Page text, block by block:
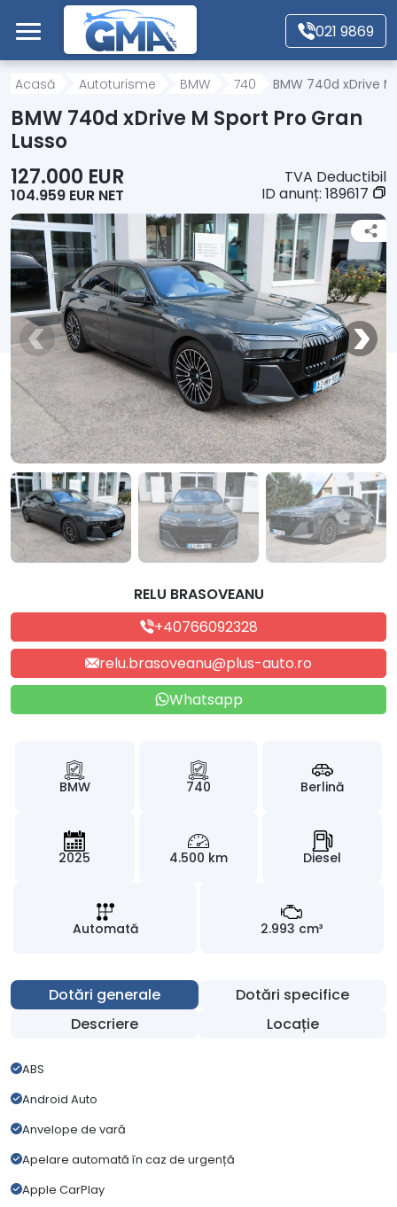
Mergi direct la conținutul principal
021 9869
Acasă
Autoturisme
Motociclete
Autoutilitare
Alte tipuri vehicule
Despre Noi
Contact
Acasă Autoturisme BMW 740 BMW 740d xDrive
BMW 740d xDrive M Sport Pro Gran
Lusso
127.000 EUR
104.959 EUR NET
TVA Deductibil
ID anunț: 189617
RELU BRASOVEANU
+40766092328
relu.brasoveanu@plus-auto.ro
Whatsapp
BMW 740 Berlină
2025 4.500 km Diesel
Automată 2.993 cm³
Dotări generale
Dotări specifice
Descriere
Locație
ABS
Android Auto
Anvelope de vară
Apelare automată în caz de urgență
Apple CarPlay